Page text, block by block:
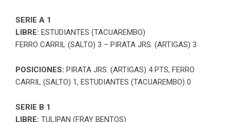
SERIE A 1
LIBRE: ESTUDIANTES (TACUAREMBO)
FERRO CARRIL (SALTO) 3 – PIRATA JRS. (ARTIGAS) 3
POSICIONES: PIRATA JRS. (ARTIGAS) 4 PTS, FERRO
CARRIL (SALTO) 1, ESTUDIANTES (TACUAREMBO) 0
SERIE B 1
LIBRE: TULIPAN (FRAY BENTOS)